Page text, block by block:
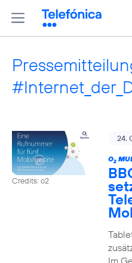
Credits: o2
24.
O2
Im